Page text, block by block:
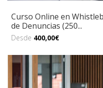
Curso Online en
de Denuncias (250...
Desde 400,00€